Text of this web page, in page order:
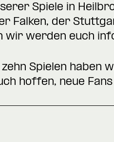
Spiele in
Falken, der
wir werden euch
Spielen haben
hoffen, neue